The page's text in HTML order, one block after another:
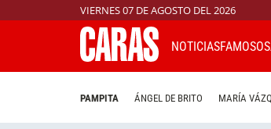
VIERNES 07 DE AGOSTO DEL 2026
NOTICIASFAMOSOS
PAMPITA ÁNGEL DE BRITO MARÍA